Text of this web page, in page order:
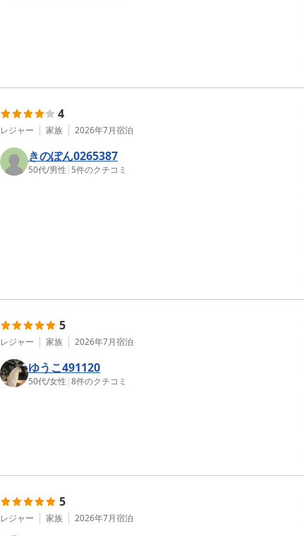
4
レジャー 家族 2026年7月宿泊
きのぽん0265387
50代/男性 | 5件のクチコミ
5
レジャー 家族 2026年7月宿泊
ゆうこ491120
50代/女性 |8件のクチコミ
5
レジャー 家族 2026年7月宿泊